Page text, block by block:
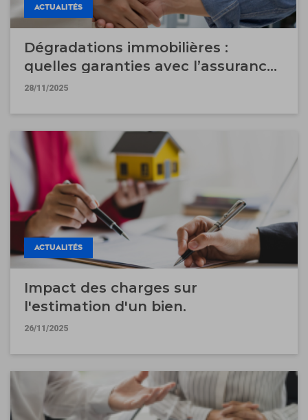
ACTUALITÉS
Dégradations immobilières :
quelles garanties avec l’assurance
garantie des loyers impayés ?
28/11/2025
ACTUALITÉS
Impact des charges sur
l'estimation d'un bien.
26/11/2025